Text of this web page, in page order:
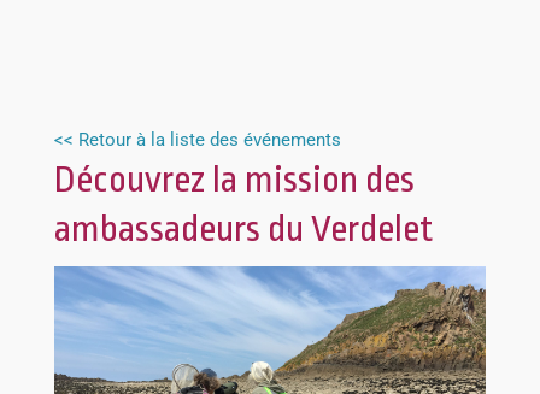
<< Retour à la liste des événements
Découvrez la mission des
ambassadeurs du Verdelet